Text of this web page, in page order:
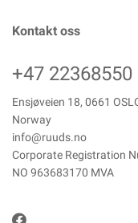
Kontakt oss
+47 22368550
Ensjøveien 18, 0661
Norway
info@ruuds.no
Corporate Registration
NO 963683170 MVA